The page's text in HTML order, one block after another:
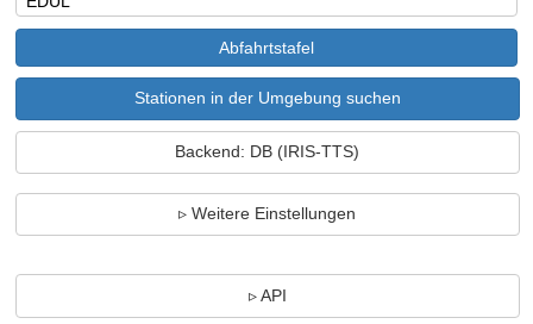
Stationen in der Umgebung suchen
Backend: DB (IRIS-TTS)
Weitere Einstellungen
API